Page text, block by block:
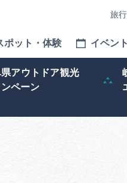
旅
ポット・体験 イベント
アウトドア観光
ペーン